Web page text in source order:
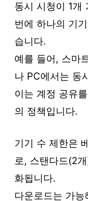
동시 시청이 1개
번에 하나의 기
습니다.
예를 들어, 스마
나 PC에서는 동
이는 계정 공유
의 정책입니다.
기기 수 제한은
로, 스탠다드(2
화됩니다.
다운로드는 가